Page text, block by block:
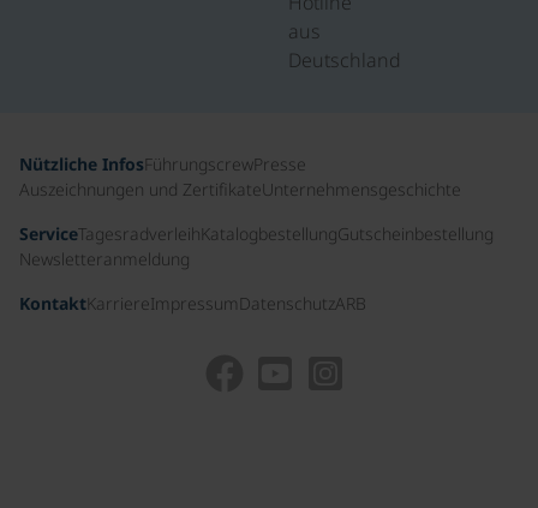
aus
Deutschland
Nützliche InfosFührungscrewPresse
Auszeichnungen und ZertifikateUnternehmensgeschichte
ServiceTagesradverleihKatalogbestellungGutscheinbestellung
Newsletteranmeldung
KontaktKarriereImpressum DatenschutzARB